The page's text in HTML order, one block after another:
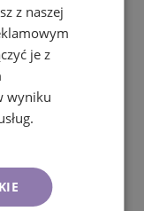
z naszej
je z
wyniku